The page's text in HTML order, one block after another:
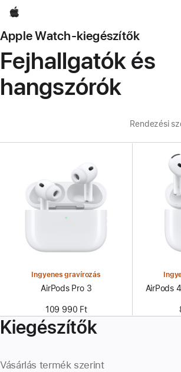
Apple
Apple Watch-kiegészítők
Fejhallgatók és
hangszórók
Rendezési
Ingyenes gravírozás
AirPods Pro 3
109 990 Ft
AirPods
Kiegészítők
Vásárlás termék szerint